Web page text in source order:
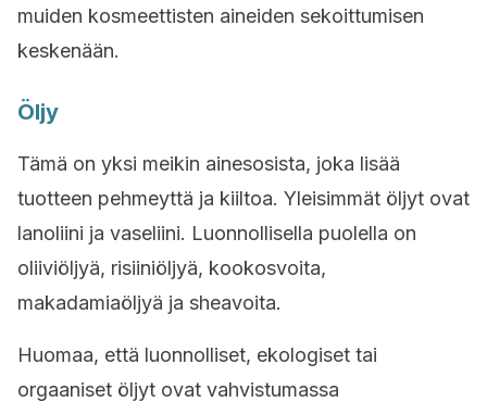
muiden kosmeettisten aineiden sekoittumisen
keskenään.
Öljy
Tämä on yksi meikin ainesosista, joka lisää
tuotteen pehmeyttä ja kiiltoa. Yleisimmät öljyt ovat
lanoliini ja vaseliini. Luonnollisella puolella on
oliiviöljyä, risiiniöljyä, kookosvoita,
makadamiaöljyä ja sheavoita.
Huomaa, että luonnolliset, ekologiset tai
orgaaniset öljyt ovat vahvistumassa